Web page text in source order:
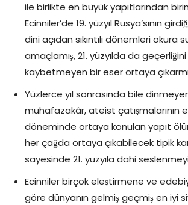
ile birlikte en büyük yapıtlarından
Ecinniler’de 19. yüzyıl Rusya’sının
dini açıdan sıkıntılı dönemleri okura
amaçlamış, 21. yüzyılda da
kaybetmeyen bir eser ortaya
Yüzlerce yıl sonrasında bile
muhafazakâr, ateist çatışmalarının
döneminde ortaya konulan yapıt
her çağda ortaya çıkabilecek tipik
sayesinde 21. yüzyıla dahi seslenmeyi
Ecinniler birçok eleştirmene ve
göre dünyanın gelmiş geçmiş en iyi